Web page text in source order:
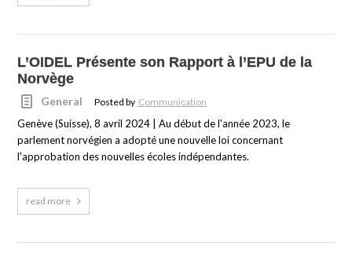
L’OIDEL Présente son Rapport à l’EPU de la
Norvège
General Posted by Communication
Genève (Suisse), 8 avril 2024 | Au début de l'année 2023, le
parlement norvégien a adopté une nouvelle loi concernant
l'approbation des nouvelles écoles indépendantes.
read more